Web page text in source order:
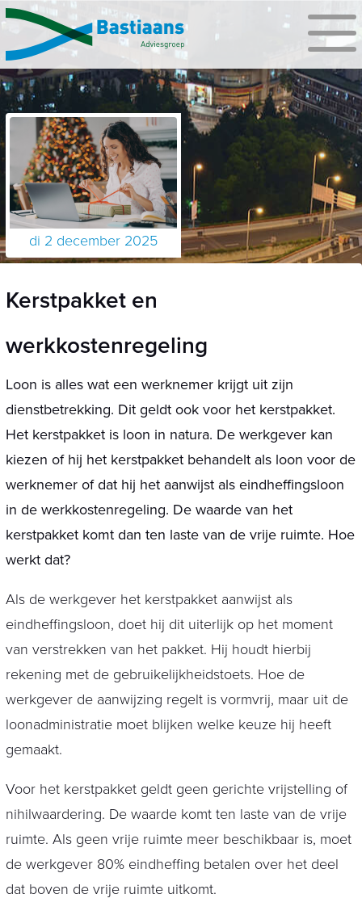
di 2 december 2025
Kerstpakket en
werkkostenregeling
Loon is alles wat een werknemer krijgt uit zijn
dienstbetrekking. Dit geldt ook voor het kerstpakket.
Het kerstpakket is loon in natura. De werkgever kan
kiezen of hij het kerstpakket behandelt als loon voor de
werknemer of dat hij het aanwijst als eindheffingsloon
in de werkkostenregeling. De waarde van het
kerstpakket komt dan ten laste van de vrije ruimte. Hoe
werkt dat?
Als de werkgever het kerstpakket aanwijst als
eindheffingsloon, doet hij dit uiterlijk op het moment
van verstrekken van het pakket. Hij houdt hierbij
rekening met de gebruikelijkheidstoets. Hoe de
werkgever de aanwijzing regelt is vormvrij, maar uit de
loonadministratie moet blijken welke keuze hij heeft
gemaakt.
Voor het kerstpakket geldt geen gerichte vrijstelling of
nihilwaardering. De waarde komt ten laste van de vrije
ruimte. Als geen vrije ruimte meer beschikbaar is, moet
de werkgever 80% eindheffing betalen over het deel
dat boven de vrije ruimte uitkomt.